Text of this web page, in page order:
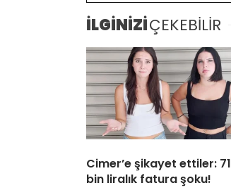
İLGİNİZİÇEKEBİLİR
Cimer’e şikayet ettiler: 71
bin liralık fatura şoku!